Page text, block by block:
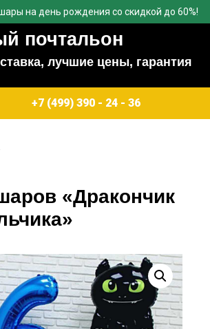
на день рождения со скидкой до 60%!
почтальон
лучшие цены, гарантия
+7 (499) 390 - 24 - 36
«Дракончик